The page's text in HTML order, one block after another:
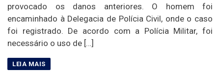
provocado os danos anteriores. O homem foi
encaminhado à Delegacia de Polícia Civil, onde o caso
foi registrado. De acordo com a Polícia Militar, foi
necessário o uso de […]